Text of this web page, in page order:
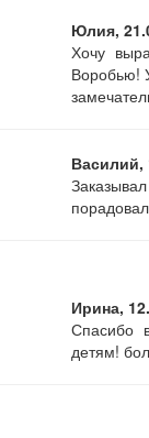
Юлия,
Хочу
Воробью!
Василий,
Ирина,
Спасибо
детям!